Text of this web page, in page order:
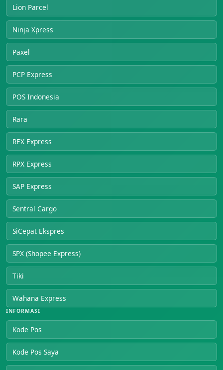
Lion Parcel
Ninja Xpress
Paxel
PCP Express
POS Indonesia
Rara
REX Express
RPX Express
SAP Express
Sentral Cargo
SiCepat Ekspres
SPX (Shopee Express)
Tiki
Wahana Express
INFORMASI
Kode Pos
Kode Pos Saya